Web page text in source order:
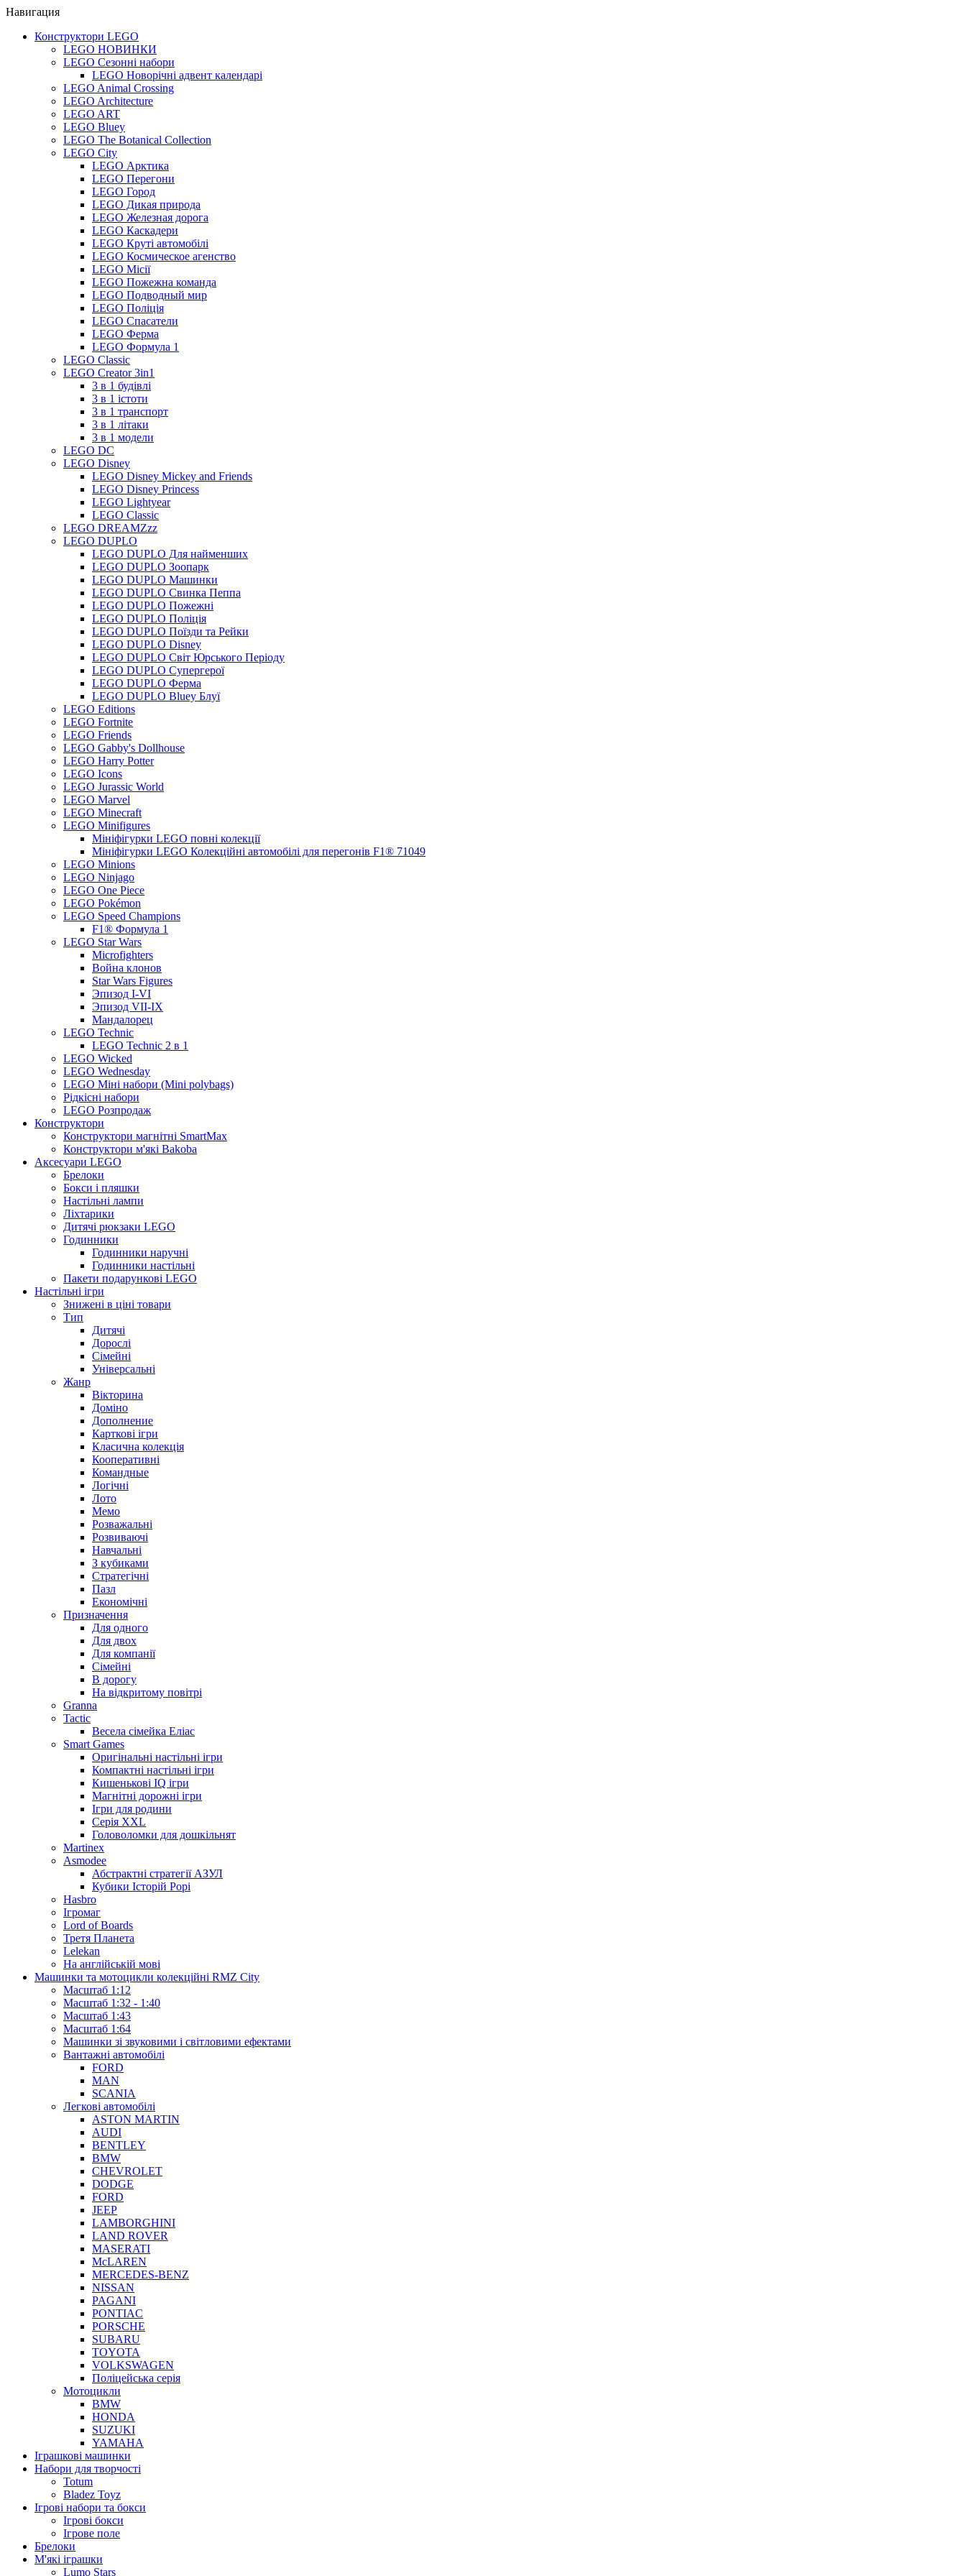
Навигация
Конструктори LEGO
LEGO НОВИНКИ
LEGO Сезонні набори
LEGO Новорічні адвент календарі
LEGO Animal Crossing
LEGO Architecture
LEGO ART
LEGO Bluey
LEGO The Botanical Collection
LEGO City
LEGO Арктика
LEGO Перегони
LEGO Город
LEGO Дикая природа
LEGO Железная дорога
LEGO Каскадери
LEGO Круті автомобілі
LEGO Космическое агенство
LEGO Місії
LEGO Пожежна команда
LEGO Подводный мир
LEGO Поліція
LEGO Спасатели
LEGO Ферма
LEGO Формула 1
LEGO Classic
LEGO Creator 3in1
3 в 1 будівлі
3 в 1 істоти
3 в 1 транспорт
3 в 1 літаки
3 в 1 модели
LEGO DC
LEGO Disney
LEGO Disney Mickey and Friends
LEGO Disney Princess
LEGO Lightyear
LEGO Classic
LEGO DREAMZzz
LEGO DUPLO
LEGO DUPLO Для найменших
LEGO DUPLO Зоопарк
LEGO DUPLO Машинки
LEGO DUPLO Свинка Пеппа
LEGO DUPLO Пожежні
LEGO DUPLO Поліція
LEGO DUPLO Поїзди та Рейки
LEGO DUPLO Disney
LEGO DUPLO Світ Юрського Періоду
LEGO DUPLO Супергерої
LEGO DUPLO Ферма
LEGO DUPLO Bluey Блуї
LEGO Editions
LEGO Fortnite
LEGO Friends
LEGO Gabby's Dollhouse
LEGO Harry Potter
LEGO Icons
LEGO Jurassic World
LEGO Marvel
LEGO Minecraft
LEGO Minifigures
Мініфігурки LEGO повні колекції
Мініфігурки LEGO Колекційні автомобілі для перегонів F1® 71049
LEGO Minions
LEGO Ninjago
LEGO One Piece
LEGO Pokémon
LEGO Speed Champions
F1® Формула 1
LEGO Star Wars
Microfighters
Война клонов
Star Wars Figures
Эпизод I-VI
Эпизод VII-IX
Мандалорец
LEGO Technic
LEGO Technic 2 в 1
LEGO Wicked
LEGO Wednesday
LEGO Міні набори (Mini polybags)
Рідкісні набори
LEGO Розпродаж
Конструктори
Конструктори магнітні SmartMax
Конструктори м'які Bakoba
Аксесуари LEGO
Брелоки
Бокси і пляшки
Настільні лампи
Ліхтарики
Дитячі рюкзаки LEGO
Годинники
Годинники наручні
Годинники настільні
Пакети подарункові LEGO
Настільні ігри
Знижені в ціні товари
Тип
Дитячі
Дорослі
Сімейні
Універсальні
Жанр
Вікторина
Доміно
Дополнение
Карткові ігри
Класична колекція
Кооперативні
Командные
Логічні
Лото
Мемо
Розважальні
Розвиваючі
Навчальні
З кубиками
Стратегічні
Пазл
Економічні
Призначення
Для одного
Для двох
Для компанії
Сімейні
В дорогу
На відкритому повітрі
Granna
Tactic
Весела сімейка Еліас
Smart Games
Оригінальні настільні ігри
Компактні настільні ігри
Кишенькові IQ ігри
Магнітні дорожні ігри
Ігри для родини
Серія XXL
Головоломки для дошкільнят
Martinex
Asmodee
Абстрактні стратегії АЗУЛ
Кубики Історій Рорі
Hasbro
Ігромаг
Lord of Boards
Третя Планета
Lelekan
На англійській мові
Машинки та мотоцикли колекційні RMZ City
Масштаб 1:12
Масштаб 1:32 - 1:40
Масштаб 1:43
Масштаб 1:64
Машинки зі звуковими і світловими ефектами
Вантажні автомобілі
FORD
MAN
SCANIA
Легкові автомобілі
ASTON MARTIN
AUDI
BENTLEY
BMW
CHEVROLET
DODGE
FORD
JEEP
LAMBORGHINI
LAND ROVER
MASERATI
McLAREN
MERCEDES-BENZ
NISSAN
PAGANI
PONTIAC
PORSCHE
SUBARU
TOYOTA
VOLKSWAGEN
Поліцейська серія
Мотоцикли
BMW
HONDA
SUZUKI
YAMAHA
Іграшкові машинки
Набори для творчості
Totum
Bladez Toyz
Ігрові набори та бокси
Ігрові бокси
Ігрове поле
Брелоки
М'які іграшки
Lumo Stars